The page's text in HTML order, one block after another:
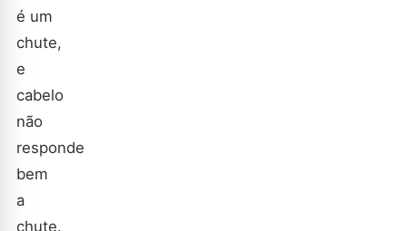
é um
chute,
e
cabelo
não
responde
bem
a
chute.